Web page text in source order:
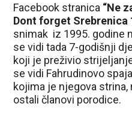
Facebook stranica “Ne
Dont forget Srebrenica
snimak iz 1995. godine
se vidi tada 7-godišnji
koji je preživio
se vidi Fahrudinovo
kojima je njegova
ostali članovi porodice.